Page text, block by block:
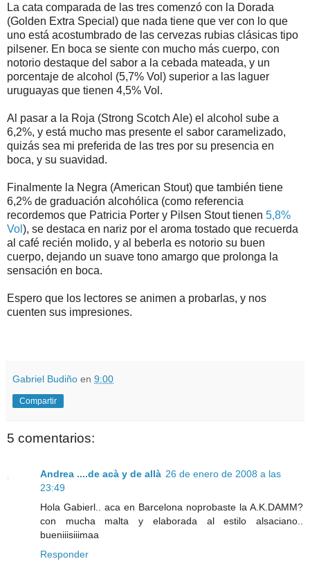
La cata comparada de las tres comenzó con la Dorada
(Golden Extra Special) que nada tiene que ver con lo que
uno está acostumbrado de las cervezas rubias clásicas tipo
pilsener. En boca se siente con mucho más cuerpo, con
notorio destaque del sabor a la cebada mateada, y un
porcentaje de alcohol (5,7% Vol) superior a las laguer
uruguayas que tienen 4,5% Vol.
Al pasar a la Roja (Strong Scotch Ale) el alcohol sube a
6,2%, y está mucho mas presente el sabor caramelizado,
quizás sea mi preferida de las tres por su presencia en
boca, y su suavidad.
Finalmente la Negra (American Stout) que también tiene
6,2% de graduación alcohólica (como referencia
recordemos que Patricia Porter y Pilsen Stout tienen 5,8%
Vol ), se destaca en nariz por el aroma tostado que recuerda
al café recién molido, y al beberla es notorio su buen
cuerpo, dejando un suave tono amargo que prolonga la
sensación en boca.
Espero que los lectores se animen a probarlas, y nos
cuenten sus impresiones.
Gabriel Budiño en 9:00
Compartir
5 comentarios:
Andrea ....de acà y de allà 26 de enero de 2008 a las
23:49
Hola Gabierl.. aca en Barcelona noprobaste la A.K.DAMM?
con mucha malta y elaborada al estilo alsaciano..
bueniiisiiimaa
Responder